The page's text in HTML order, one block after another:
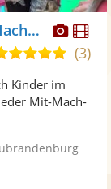
Rally Ewersbach&die Stitch Mit-Machshow,
4,9(3)
Kinder im
Mit-Mach-